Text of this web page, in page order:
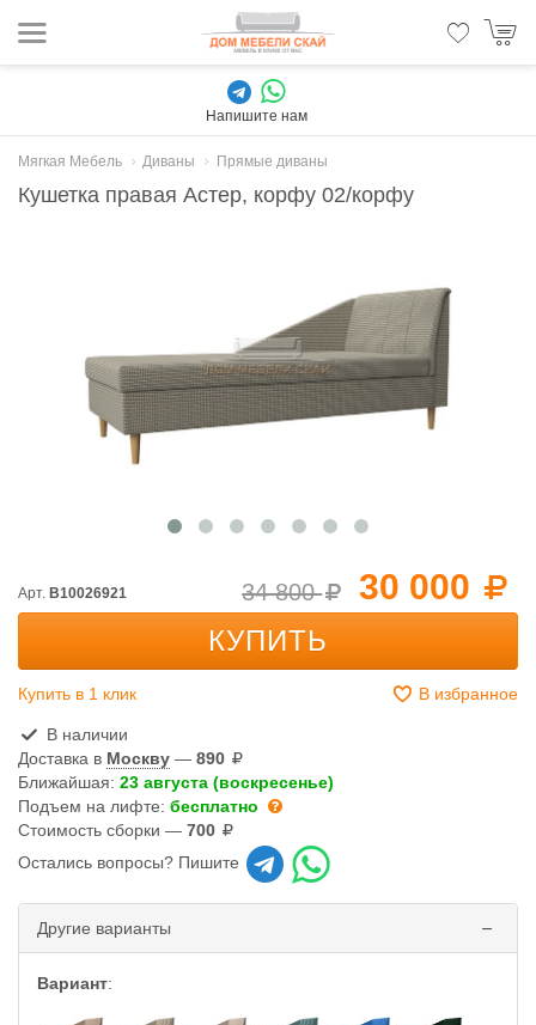
Напишите нам
Мягкая Мебель Диваны Прямые диваны
Кушетка правая Астер, корфу 02/корфу
30 000
34 800
Арт. B10026921
КУПИТЬ
Купить в 1 клик В избранное
В наличии
Доставка в Москву — 890
Ближайшая: 23 августа (воскресенье)
Подъем на лифте: бесплатно
Стоимость сборки — 700
Остались вопросы? Пишите
Другие варианты
Вариант: